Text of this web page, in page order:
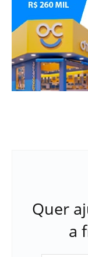
Quer
a